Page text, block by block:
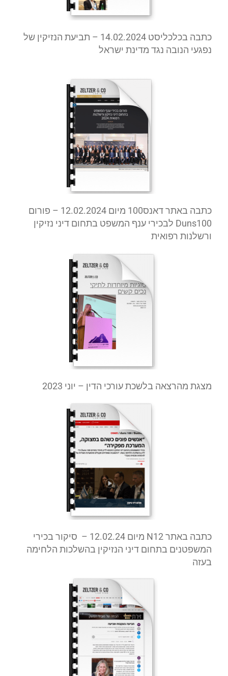
כתבה בכלכליסט 14.02.2024 – תביעת הנזיקין של
נפגעי הנובה נגד מדינת ישראל
כתבה באתר דאנס100 מיום 12.02.2024 – פורום
Duns100 לבכירי ענף המשפט בתחום דיני נזיקין
ורשלנות רפואית
מצגת מהרצאה בלשכת עורכי הדין – יוני 2023
כתבה באתר N12
מיום 12.02.24 – סיקור בכירי
המשפטנים בתחום דיני הנזיקין בהשלכות הלחימה
בעזה